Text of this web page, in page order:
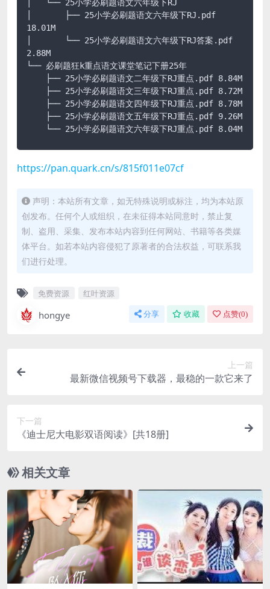
│   └── 25小学必刷题语文六年级下RJ
│       ├── 25小学必刷题语文六年级下RJ.pdf
18.01M
│       └── 25小学必刷题语文六年级下RJ答案.pdf
2.88M
└── 必刷题狂k重点语文课堂笔记下册25年
    └── 25小学必刷题语文六年级下RJ重点.pdf 8.04M
https://pan.quark.cn/s/815f011e07cf
声明：本站所有文章，如无特殊说明或标注，均为本站原
创发布。任何个人或组织，在未征得本站同意时，禁止复
制、盗用、采集、发布本站内容到任何网站、书籍等各类媒
体平台。如若本站内容侵犯了原著者的合法权益，可联系我
们进行处理。
免费资源 红叶资源
hongye 分享 收藏 点赞(0)
上一篇
最新微信视频号下载器，最稳的一款它来了
下一篇
《迪士尼大电影双语阅读》[共18册]
相关文章